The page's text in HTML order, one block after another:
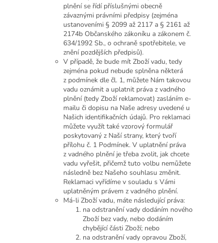
plnění se řídí příslušnými obecně
závaznými právními předpisy (zejména
ustanoveními § 2099 až 2117 a § 2161 až
2174b Občanského zákoníku a zákonem č.
634/1992 Sb., o ochraně spotřebitele, ve
znění pozdějších předpisů).
V případě, že bude mít Zboží vadu, tedy
zejména pokud nebude splněna některá
z podmínek dle čl. 1, můžete Nám takovou
vadu oznámit a uplatnit práva z vadného
plnění (tedy Zboží reklamovat) zasláním e-
mailu či dopisu na Naše adresy uvedené u
Našich identifikačních údajů. Pro reklamaci
můžete využít také vzorový formulář
poskytovaný z Naší strany, který tvoří
přílohu č. 1 Podmínek. V uplatnění práva
z vadného plnění je třeba zvolit, jak chcete
vadu vyřešit, přičemž tuto volbu nemůžete
následně bez Našeho souhlasu změnit.
Reklamaci vyřídíme v souladu s Vámi
uplatněným právem z vadného plnění.
Má-li Zboží vadu, máte následující práva:
na odstranění vady dodáním nového
Zboží bez vady, nebo dodáním
chybějící části Zboží; nebo
na odstranění vady opravou Zboží,